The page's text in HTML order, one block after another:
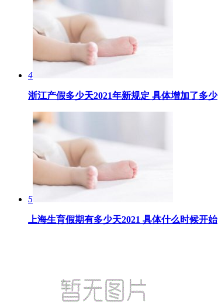
4
浙江产假多少天2021年新规定 具体增加了多少
5
上海生育假期有多少天2021 具体什么时候开始